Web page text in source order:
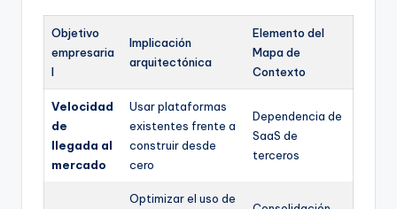
Objetivo
empresaria
l
Implicación
arquitectónica
Elemento del
Mapa de
Contexto
Velocidad
de
llegada al
mercado
Usar plataformas
existentes frente a
construir desde
cero
Dependencia de
SaaS de
terceros
Optimizar el uso de